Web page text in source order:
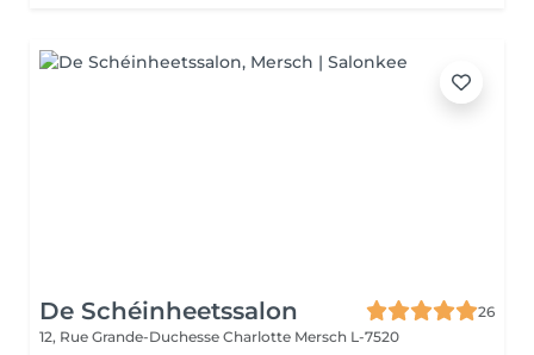
De Schéinheetssalon
26
12, Rue Grande-Duchesse Charlotte Mersch L-7520